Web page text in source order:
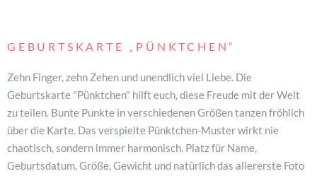
GEBURTSKARTE „PÜNKTCHEN“
Zehn Finger, zehn Zehen und unendlich viel Liebe. Die
Geburtskarte "Pünktchen" hilft euch, diese Freude mit der Welt
zu teilen. Bunte Punkte in verschiedenen Größen tanzen fröhlich
über die Karte. Das verspielte Pünktchen-Muster wirkt nie
chaotisch, sondern immer harmonisch. Platz für Name,
Geburtsdatum, Größe, Gewicht und natürlich das allererste Foto